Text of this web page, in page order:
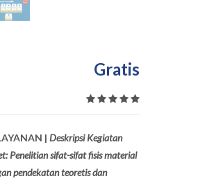
Gratis
| Deskripsi Kegiatan
Penelitian sifat-sifat fisis material
pendekatan teoretis dan